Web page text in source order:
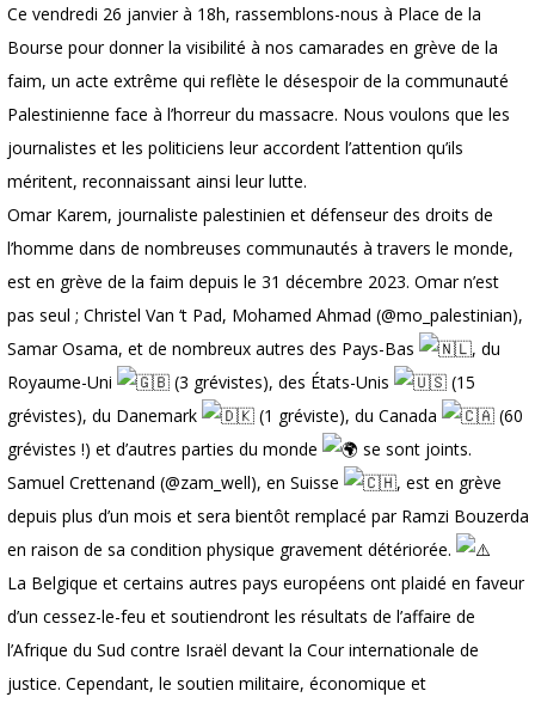
Ce vendredi 26 janvier à 18h, rassemblons-nous à Place de la
Bourse pour donner la visibilité à nos camarades en grève de la
faim, un acte extrême qui reflète le désespoir de la communauté
Palestinienne face à l’horreur du massacre. Nous voulons que les
journalistes et les politiciens leur accordent l’attention qu’ils
méritent, reconnaissant ainsi leur lutte.
Omar Karem, journaliste palestinien et défenseur des droits de
l’homme dans de nombreuses communautés à travers le monde,
est en grève de la faim depuis le 31 décembre 2023. Omar n’est
pas seul ; Christel Van ‘t Pad, Mohamed Ahmad (@mo_palestinian),
Samar Osama, et de nombreux autres des Pays-Bas
, du
Royaume-Uni
(3 grévistes), des États-Unis
(15
grévistes), du Danemark
(1 gréviste), du Canada
(60
grévistes !) et d’autres parties du monde
se sont joints.
Samuel Crettenand (@zam_well), en Suisse
, est en grève
depuis plus d’un mois et sera bientôt remplacé par Ramzi Bouzerda
en raison de sa condition physique gravement détériorée.
La Belgique et certains autres pays européens ont plaidé en faveur
d’un cessez-le-feu et soutiendront les résultats de l’affaire de
l’Afrique du Sud contre Israël devant la Cour internationale de
justice. Cependant, le soutien militaire, économique et